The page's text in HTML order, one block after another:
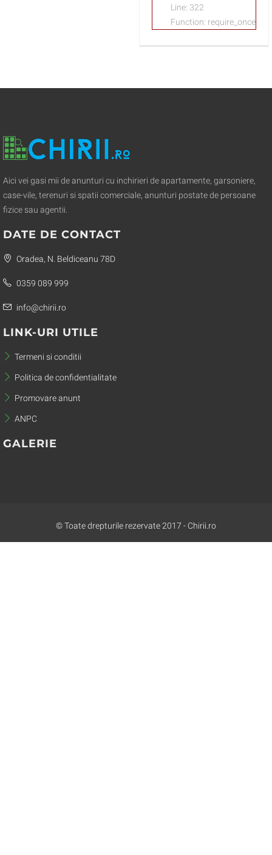
Line: 322
Function: require_once
Aici vei gasi mii de anunturi cu inchirieri de apartamente, garsoniere,
case-vile, terenuri si spatii comerciale, anunturi postate de persoane
fizice sau agentii.
DATE DE CONTACT
Oradea, N. Beldiceanu 78D
0359 089 999
info@chirii.ro
LINK-URI UTILE
Termeni si conditii
Politica de confidentialitate
Promovare anunt
ANPC
GALERIE
© Toate drepturile rezervate 2017 - Chirii.ro